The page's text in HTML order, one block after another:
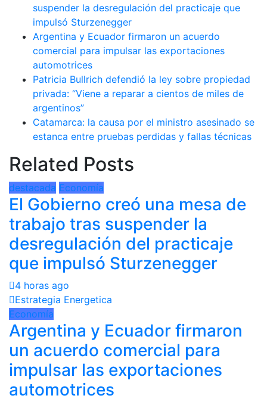
suspender la desregulación del practicaje que
impulsó Sturzenegger
Argentina y Ecuador firmaron un acuerdo
comercial para impulsar las exportaciones
automotrices
Patricia Bullrich defendió la ley sobre propiedad
privada: “Viene a reparar a cientos de miles de
argentinos”
Catamarca: la causa por el ministro asesinado se
estanca entre pruebas perdidas y fallas técnicas
Related Posts
destacada Economía
El Gobierno creó una mesa de
trabajo tras suspender la
desregulación del practicaje
que impulsó Sturzenegger
4 horas ago
Estrategia Energetica
Economía
Argentina y Ecuador firmaron
un acuerdo comercial para
impulsar las exportaciones
automotrices